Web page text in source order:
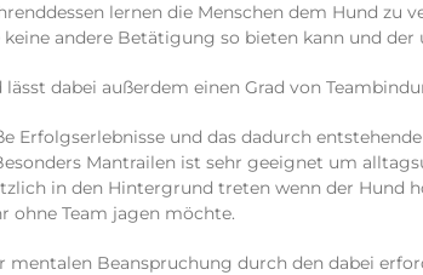
lernen die Menschen dem Hund zu
keine andere Betätigung so bieten kann und
dabei außerdem einen Grad von
Erfolgserlebnisse und das dadurch
Mantrailen ist sehr geeignet um
in den Hintergrund treten wenn der Hund
ohne Team jagen möchte.
mentalen Beanspruchung durch den dabei